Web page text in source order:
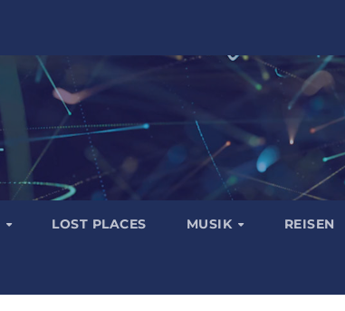
LOST PLACES MUSIK REISEN